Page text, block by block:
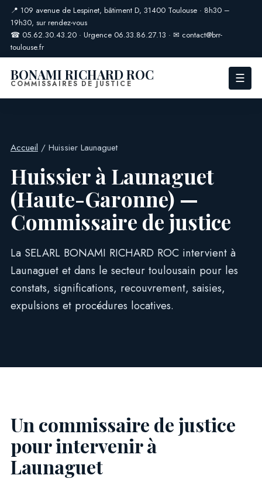
📍 109 avenue de Lespinet, bâtiment D, 31400 Toulouse · 8h30 –
19h30, sur rendez-vous
☎ 05.62.30.43.20· Urgence 06.33.86.27.13 · ✉ contact@brr-
toulouse.fr
BONAMI RICHARD ROC
COMMISSAIRES DE JUSTICE ☰
Accueil / Huissier Launaguet
Huissier à Launaguet
(Haute-Garonne) —
Commissaire de justice
La SELARL BONAMI RICHARD ROC intervient à
Launaguet et dans le secteur toulousain pour les
constats, significations, recouvrement, saisies,
expulsions et procédures locatives.
Un commissaire de justice
pour intervenir à
Launaguet